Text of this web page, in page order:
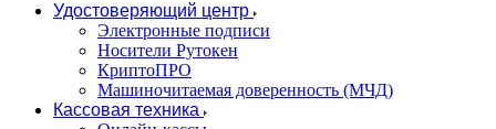
Удостоверяющий центр
Электронные подписи
Носители Рутокен
КриптоПРО
Машиночитаемая доверенность (МЧД)
Кассовая техника